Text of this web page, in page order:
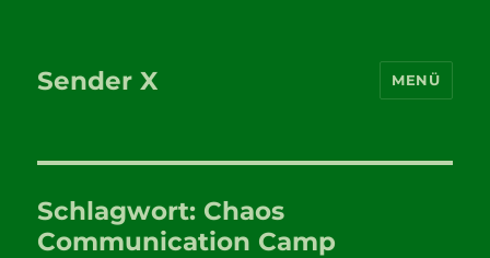
Sender X MENÜ
Schlagwort: Chaos
Communication Camp